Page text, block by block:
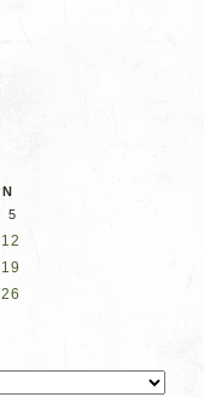
N
5
12
19
26